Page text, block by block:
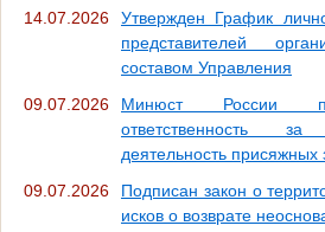
14.07.2026
Утвержден График
представителей
составом Управления
09.07.2026
Минюст России
ответственность
деятельность присяжных
09.07.2026
Подписан закон о
исков о возврате